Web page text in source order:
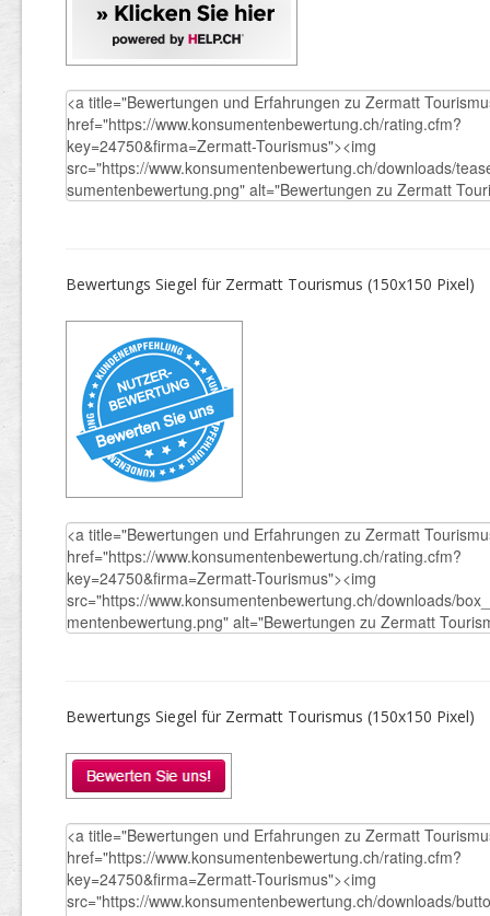
Bewertungs Siegel für Zermatt Tourismus (150x150 Pixel)
Bewertungs Siegel für Zermatt Tourismus (150x150 Pixel)